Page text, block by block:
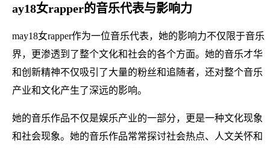
ay18女rapper的音乐代表与影响力
may18女rapper作为一位音乐代表，她的影响力不仅限于音乐
界，更渗透到了整个文化和社会的各个方面。她的音乐才华
和创新精神不仅吸引了大量的粉丝和追随者，还对整个音乐
产业和文化产生了深远的影响。
她的音乐作品不仅是娱乐产业的一部分，更是一种文化现象
和社会现象。她的音乐作品常常探讨社会热点、人文关怀和